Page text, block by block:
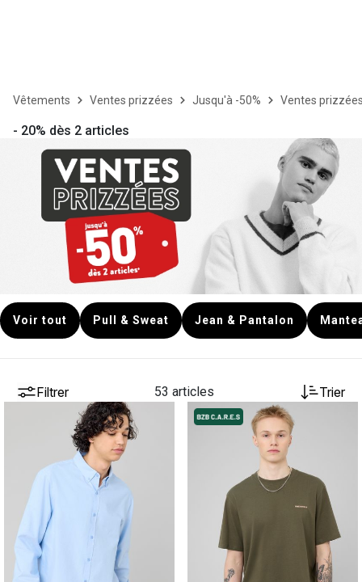
Vêtements Ventes prizzées Jusqu'à -50% Ventes
- 20% dès 2 articles
Voir tout Pull & Sweat Jean & Pantalon
Filtrer 53 articles Trier